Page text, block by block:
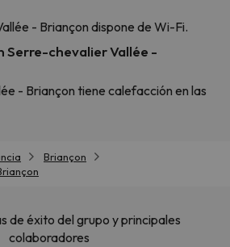
- Briançon dispone de Wi-Fi.
Serre-chevalier Vallée -
- Briançon tiene calefacción en las
Briançon
de éxito del grupo y principales
colaboradores